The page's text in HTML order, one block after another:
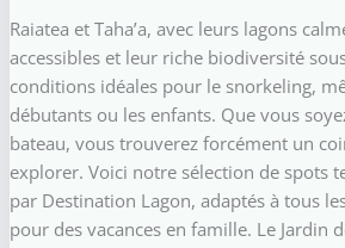
Raiatea et Taha’a, avec leurs lagons
accessibles et leur riche biodiversité
conditions idéales pour le snorkeling,
débutants ou les enfants. Que vous
bateau, vous trouverez forcément un
explorer. Voici notre sélection de spots
par Destination Lagon, adaptés à tous
pour des vacances en famille. Le Jardin